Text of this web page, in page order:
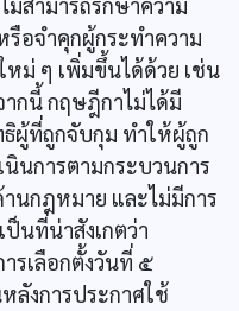
ม่สามารถรักษาความ
รือจำคุกผู้กระทำความ
ม่ ๆ เพิ่มขึ้นได้ด้วย เช่น
กนี้ กฤษฎีกาไม่ได้มี
ผู้ที่ถูกจับกุม ทำให้ผู้ถูก
นการตามกระบวนการ
นกฎหมาย และไม่มีการ
นที่น่าสังเกตว่า
รเลือกตั้งวันที่ ๕
ลังการประกาศใช้